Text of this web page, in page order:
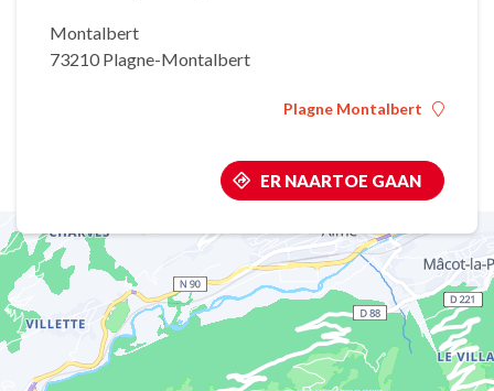
Montalbert
73210 Plagne-Montalbert
Plagne Montalbert
ER NAARTOE GAAN